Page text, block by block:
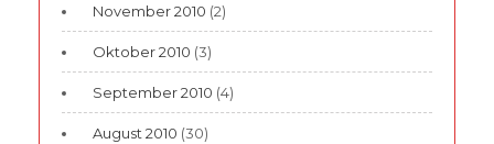
November 2010 (2)
Oktober 2010 (3)
September 2010 (4)
August 2010 (30)